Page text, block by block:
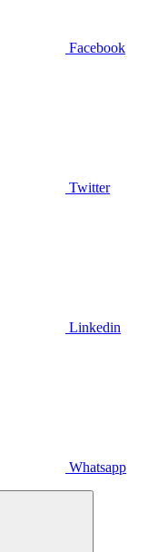
Facebook
Twitter
Linkedin
Whatsapp